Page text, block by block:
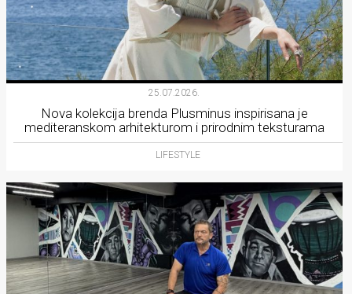
25.07.2026.
Nova kolekcija brenda Plusminus inspirisana je
mediteranskom arhitekturom i prirodnim teksturama
LIFESTYLE